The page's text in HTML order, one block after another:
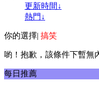
更新時間↓
熱門↓
你的選擇| 搞笑
喲！抱歉，該條件下暫無
每日推薦